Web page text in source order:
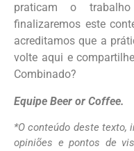
praticam o
finalizaremos este
acreditamos que a
volte aqui e
Combinado?
Equipe Beer or Coffee.
*O conteúdo deste texto,
opiniões e pontos de